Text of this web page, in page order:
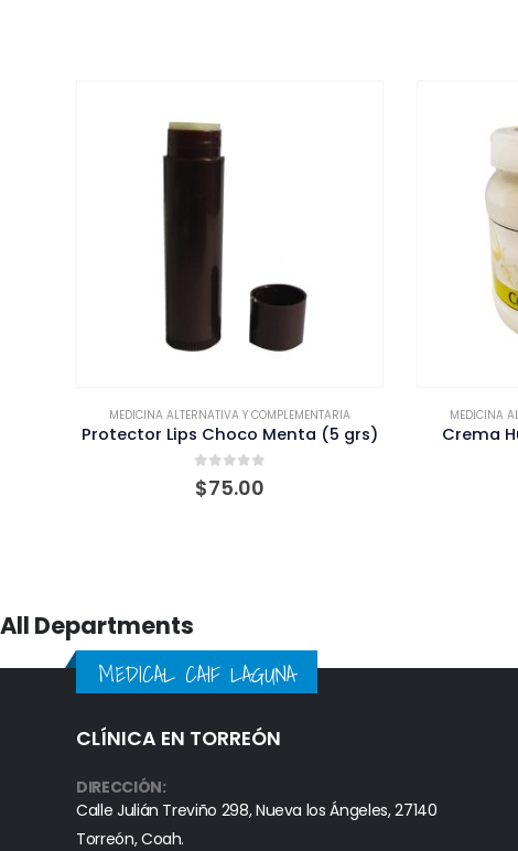
ALTERNATIVA Y COMPLEMENTARIA
Lips Choco Menta (5 grs)
MEDICINA ALTERNATIVA Y
Crema Humectante (250
All Departments
MEDICAL CAIF LAGUNA
CLÍNICA EN TORREÓN
DIRECCIÓN:
Calle Julián Treviño 298, Nueva los Ángeles, 27140
Torreón, Coah.